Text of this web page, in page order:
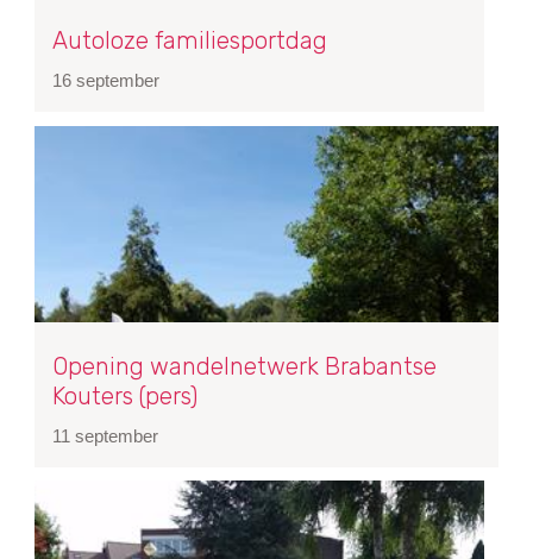
Autoloze familiesportdag
16 september
Opening wandelnetwerk Brabantse
Kouters (pers)
11 september